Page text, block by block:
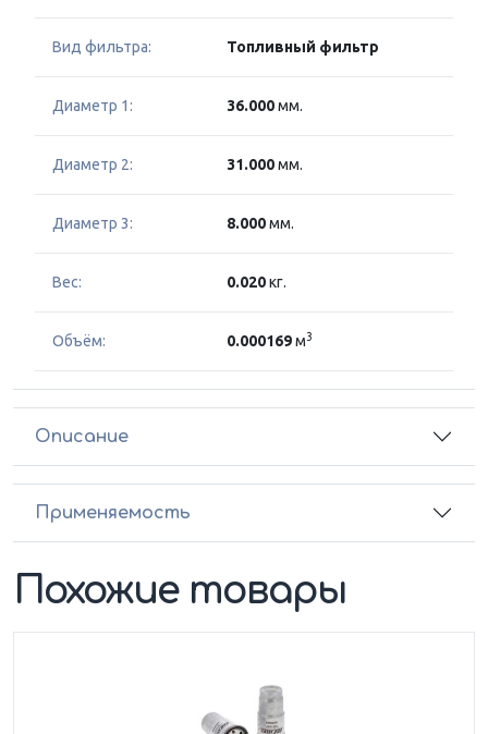
Вид фильтра: Топливный фильтр
Диаметр 1: 36.000мм.
Диаметр 2: 31.000мм.
Диаметр 3: 8.000мм.
Вес: 0.020кг.
Объём: 0.000169м3
Описание
Применяемость
Похожие товары